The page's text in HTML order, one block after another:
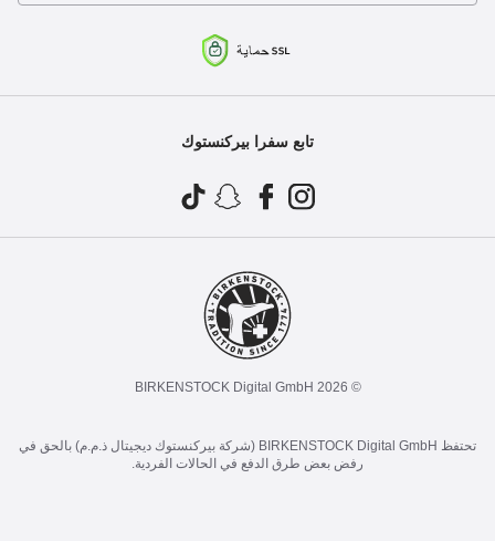
تابع سفرا بيركنستوك
© 2026 BIRKENSTOCK Digital GmbH
تحتفظ BIRKENSTOCK Digital GmbH (شركة بيركنستوك ديجيتال ذ.م.م) بالحق في
رفض بعض طرق الدفع في الحالات الفردية.